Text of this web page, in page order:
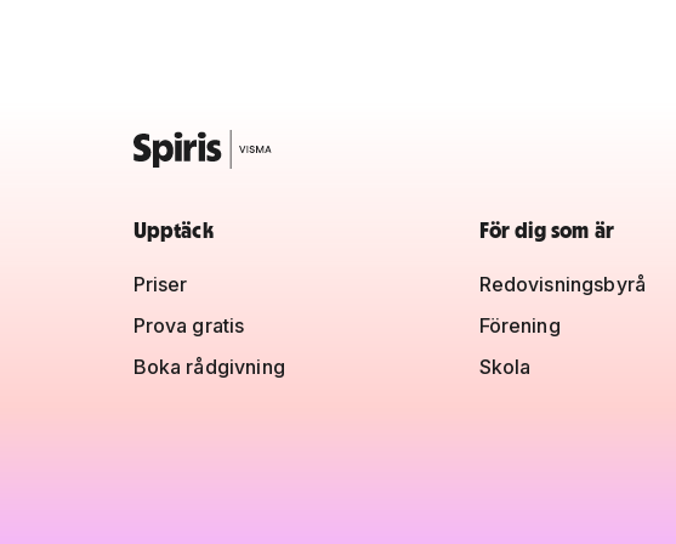
Upptäck
Priser
Prova gratis
Boka rådgivning
För dig som är
Redovisningsbyrå
Förening
Skola